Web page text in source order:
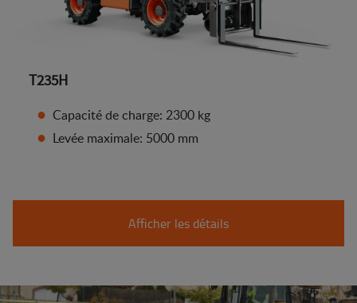
T235H
Capacité de charge: 2300 kg
Levée maximale: 5000 mm
Afficher les détails